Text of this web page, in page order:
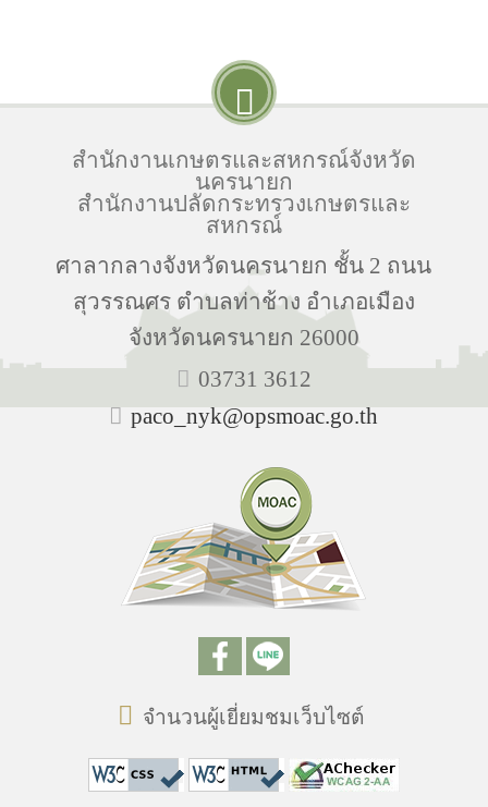
สำนักงานเกษตรและสหกรณ์จังหวัด
นครนายก
สำนักงานปลัดกระทรวงเกษตรและ
สหกรณ์
ศาลากลางจังหวัดนครนายก ชั้น 2 ถนน
สุวรรณศร ตำบลท่าช้าง อำเภอเมือง
จังหวัดนครนายก 26000
03731 3612
paco_nyk@opsmoac.go.th
จำนวนผู้เยี่ยมชมเว็บไซต์